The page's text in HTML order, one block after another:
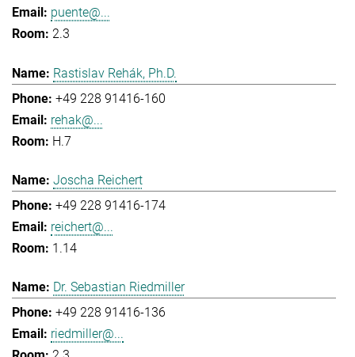
puente@...
2.3
Rastislav Rehák, Ph.D.
+49 228 91416-160
rehak@...
H.7
Joscha Reichert
+49 228 91416-174
reichert@...
1.14
Dr. Sebastian Riedmiller
+49 228 91416-136
riedmiller@...